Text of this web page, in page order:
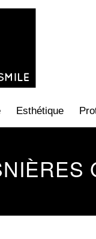
Esthétique